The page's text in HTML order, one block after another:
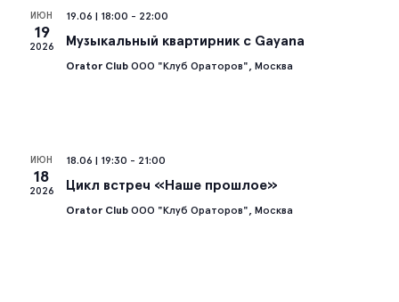
ИЮН
19
2026
19.06 | 18:00 - 22:00
Музыкальный квартирник с Gayana
Orator Club ООО "Клуб Ораторов", Москва
ИЮН
18
2026
18.06 | 19:30 - 21:00
Цикл встреч «Наше прошлое»
Orator Club ООО "Клуб Ораторов", Москва